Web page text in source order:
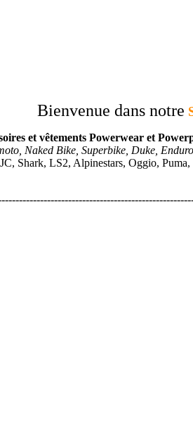
Bienvenue dans notre
et vêtements Powerwear et
Naked Bike, Superbike, Duke,
Shark, LS2, Alpinestars, Oggio,